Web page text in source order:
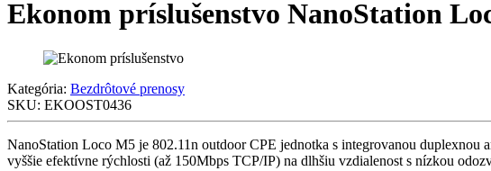
Ekonom príslušenstvo NanoStation
Kategória: Bezdrôtové prenosy
SKU: EKOOST0436
NanoStation Loco M5 je 802.11n outdoor CPE jednotka s integrovanou
vyššie efektívne rýchlosti (až 150Mbps TCP/IP) na dlhšiu vzdialenost s nízkou